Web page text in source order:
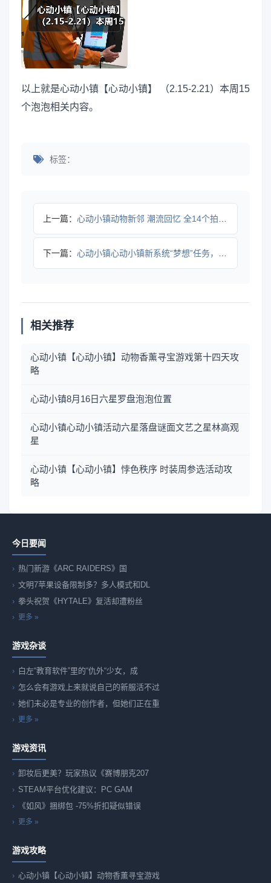
以上就是心动小镇【心动小镇】 （2.15-2.21）本周15
个泡泡相关内容。
标签：
上一篇： 心动小镇动物新邻 潮流回忆 全14个拍照任务详细攻略
下一篇： 心动小镇心动小镇新系统“梦想”任务，拼图攻略
相关推荐
心动小镇【心动小镇】动物香薰寻宝游戏第十四天攻
略
心动小镇8月16日六星罗盘泡泡位置
心动小镇心动小镇活动六星落盘谜面文艺之星林高观
星
心动小镇【心动小镇】悖色秩序 时装周参选活动攻
略
今日要闻
热门新游《ARC RAIDERS》国
文明7苹果设备限制多？多人模式和DL
拳头祝贺《HYTALE》复活却遭粉丝
更多 »
游戏杂谈
白左“教育软件”里的“仇外“少女，成
怎么会有游戏上来就说自己的新服活不过
她们未必是专业的创作者，但她们正在重
更多 »
游戏资讯
卸妆后更美？玩家热议《赛博朋克207
STEAM平台优化建议：PC GAM
《如风》捆绑包 -75%折扣疑似错误
更多 »
游戏攻略
心动小镇【心动小镇】动物香薰寻宝游戏